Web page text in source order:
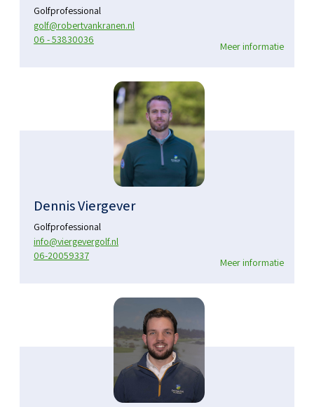
Golfprofessional
golf@robertvankranen.nl
06 - 53830036
Meer informatie
Dennis Viergever
Golfprofessional
info@viergevergolf.nl
06-20059337
Meer informatie